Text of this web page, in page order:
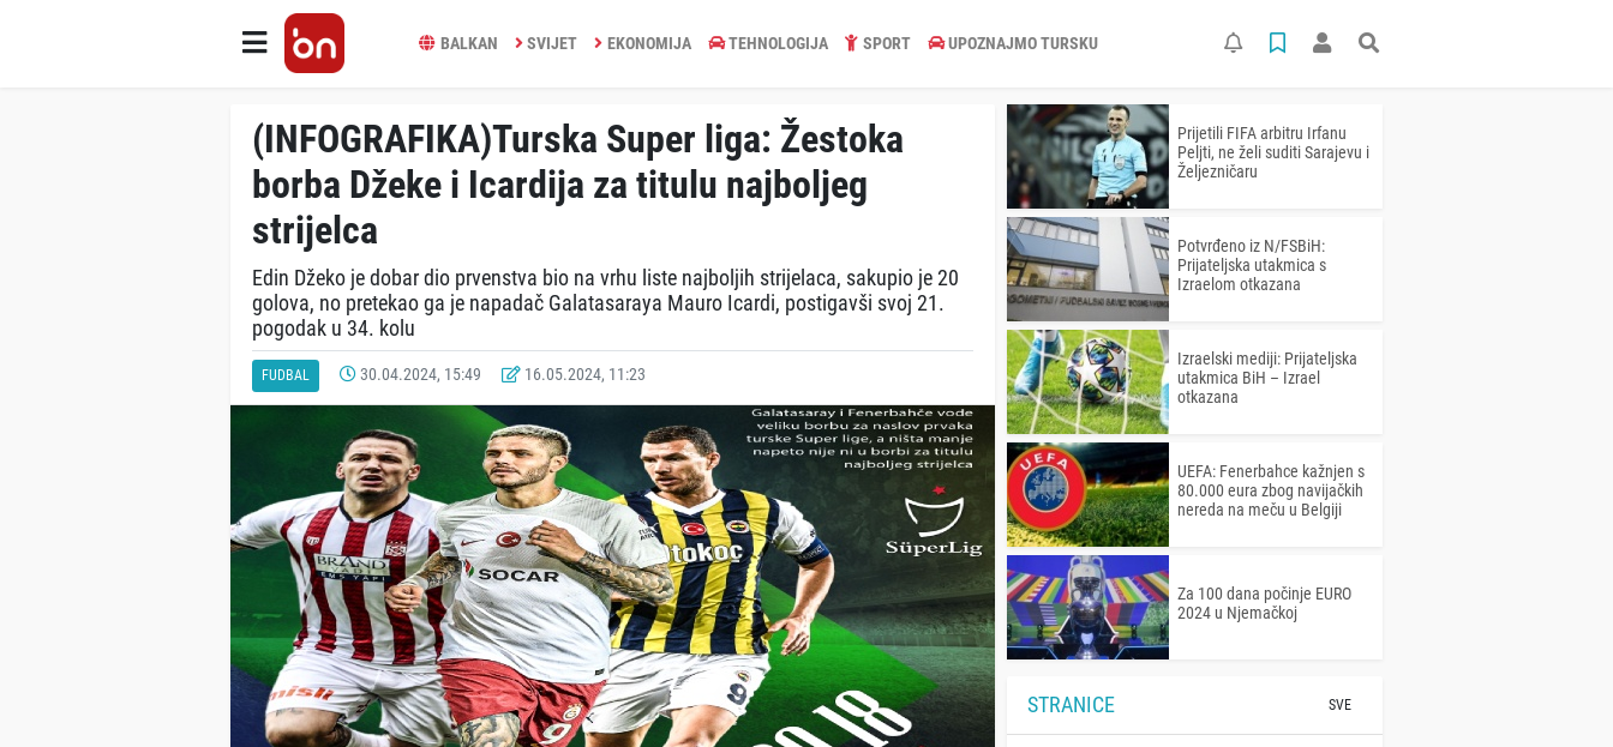
BALKAN SVIJET EKONOMIJA TEHNOLOGIJA SPORT UPOZNAJMO TURSKU
(INFOGRAFIKA)Turska Super liga: Žestoka
borba Džeke i Icardija za titulu najboljeg
strijelca
Edin Džeko je dobar dio prvenstva bio na vrhu liste najboljih strijelaca, sakupio je 20
golova, no pretekao ga je napadač Galatasaraya Mauro Icardi, postigavši svoj 21.
pogodak u 34. kolu
FUDBAL 30.04.2024, 15:49 16.05.2024, 11:23
Prijetili FIFA arbitru Irfanu
Peljti, ne želi suditi Sarajevu i
Željezničaru
Potvrđeno iz N/FSBiH:
Prijateljska utakmica s
Izraelom otkazana
Izraelski mediji: Prijateljska
utakmica BiH – Izrael
otkazana
UEFA: Fenerbahce kažnjen s
80.000 eura zbog navijačkih
nereda na meču u Belgiji
Za 100 dana počinje EURO
2024 u Njemačkoj
STRANICE SVE